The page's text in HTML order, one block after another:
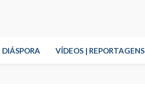
DIÁSPORA VÍDEOS | REPORTAGENS